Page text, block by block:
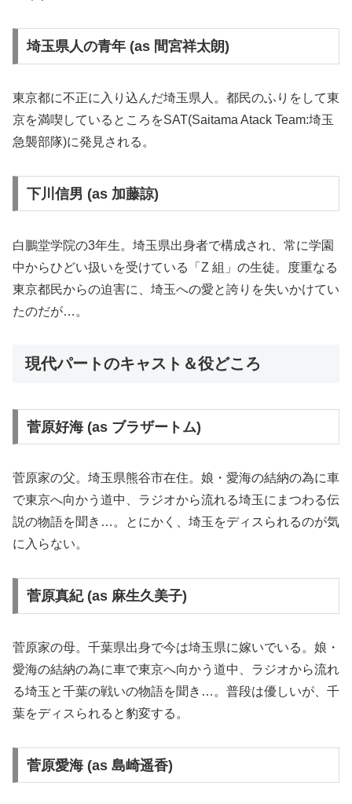
埼玉県人の青年 (as 間宮祥太朗)
東京都に不正に入り込んだ埼玉県人。都民のふりをして東
京を満喫しているところをSAT(Saitama Atack Team:埼玉
急襲部隊)に発見される。
下川信男 (as 加藤諒)
白鵬堂学院の3年生。埼玉県出身者で構成され、常に学園
中からひどい扱いを受けている「Z 組」の生徒。度重なる
東京都民からの迫害に、埼玉への愛と誇りを失いかけてい
たのだが…。
現代パートのキャスト＆役どころ
菅原好海 (as ブラザートム)
菅原家の父。埼玉県熊谷市在住。娘・愛海の結納の為に車
で東京へ向かう道中、ラジオから流れる埼玉にまつわる伝
説の物語を聞き…。とにかく、埼玉をディスられるのが気
に入らない。
菅原真紀 (as 麻生久美子)
菅原家の母。千葉県出身で今は埼玉県に嫁いでいる。娘・
愛海の結納の為に車で東京へ向かう道中、ラジオから流れ
る埼玉と千葉の戦いの物語を聞き…。普段は優しいが、千
葉をディスられると豹変する。
菅原愛海 (as 島崎遥香)